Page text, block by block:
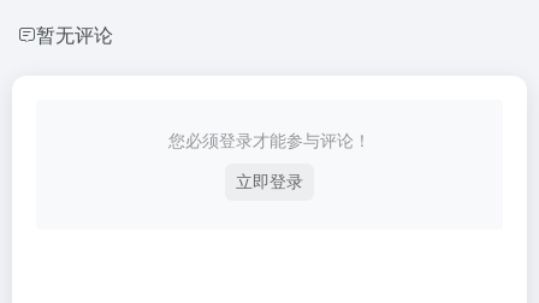
暂无评论
您必须登录才能参与评论！
立即登录